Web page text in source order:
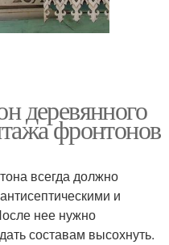
деревянного
фронтонов
всегда должно
и
нее нужно
составам высохнуть.